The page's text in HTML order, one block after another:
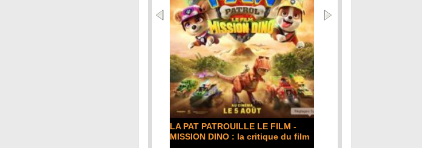
LA PAT PATROUILLE LE FILM -
MISSION DINO : la critique du film